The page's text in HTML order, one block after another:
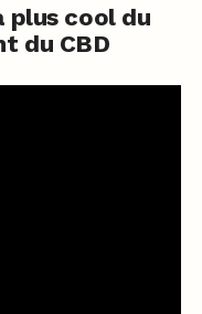
plus cool du
du CBD